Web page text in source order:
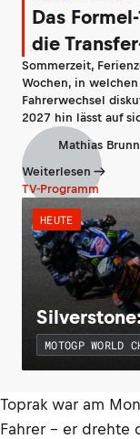
Das
die
Sommerzeit,
Wochen, in
Fahrerwechsel
2027 hin lässt auf
Mathias
Weiterlesen
TV-Programm
HEUTE
MOTOGP WORLD
Toprak war am
Fahrer – er drehte